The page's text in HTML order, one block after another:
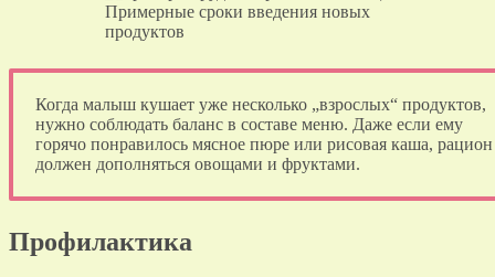
Примерные сроки введения новых
продуктов
Когда малыш кушает уже несколько „взрослых“ продуктов,
нужно соблюдать баланс в составе меню. Даже если ему
горячо понравилось мясное пюре или рисовая каша, рацион
должен дополняться овощами и фруктами.
Профилактика